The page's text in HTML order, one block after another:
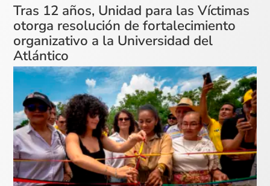
Tras 12 años, Unidad para las Víctimas
otorga resolución de fortalecimiento
organizativo a la Universidad del
Atlántico